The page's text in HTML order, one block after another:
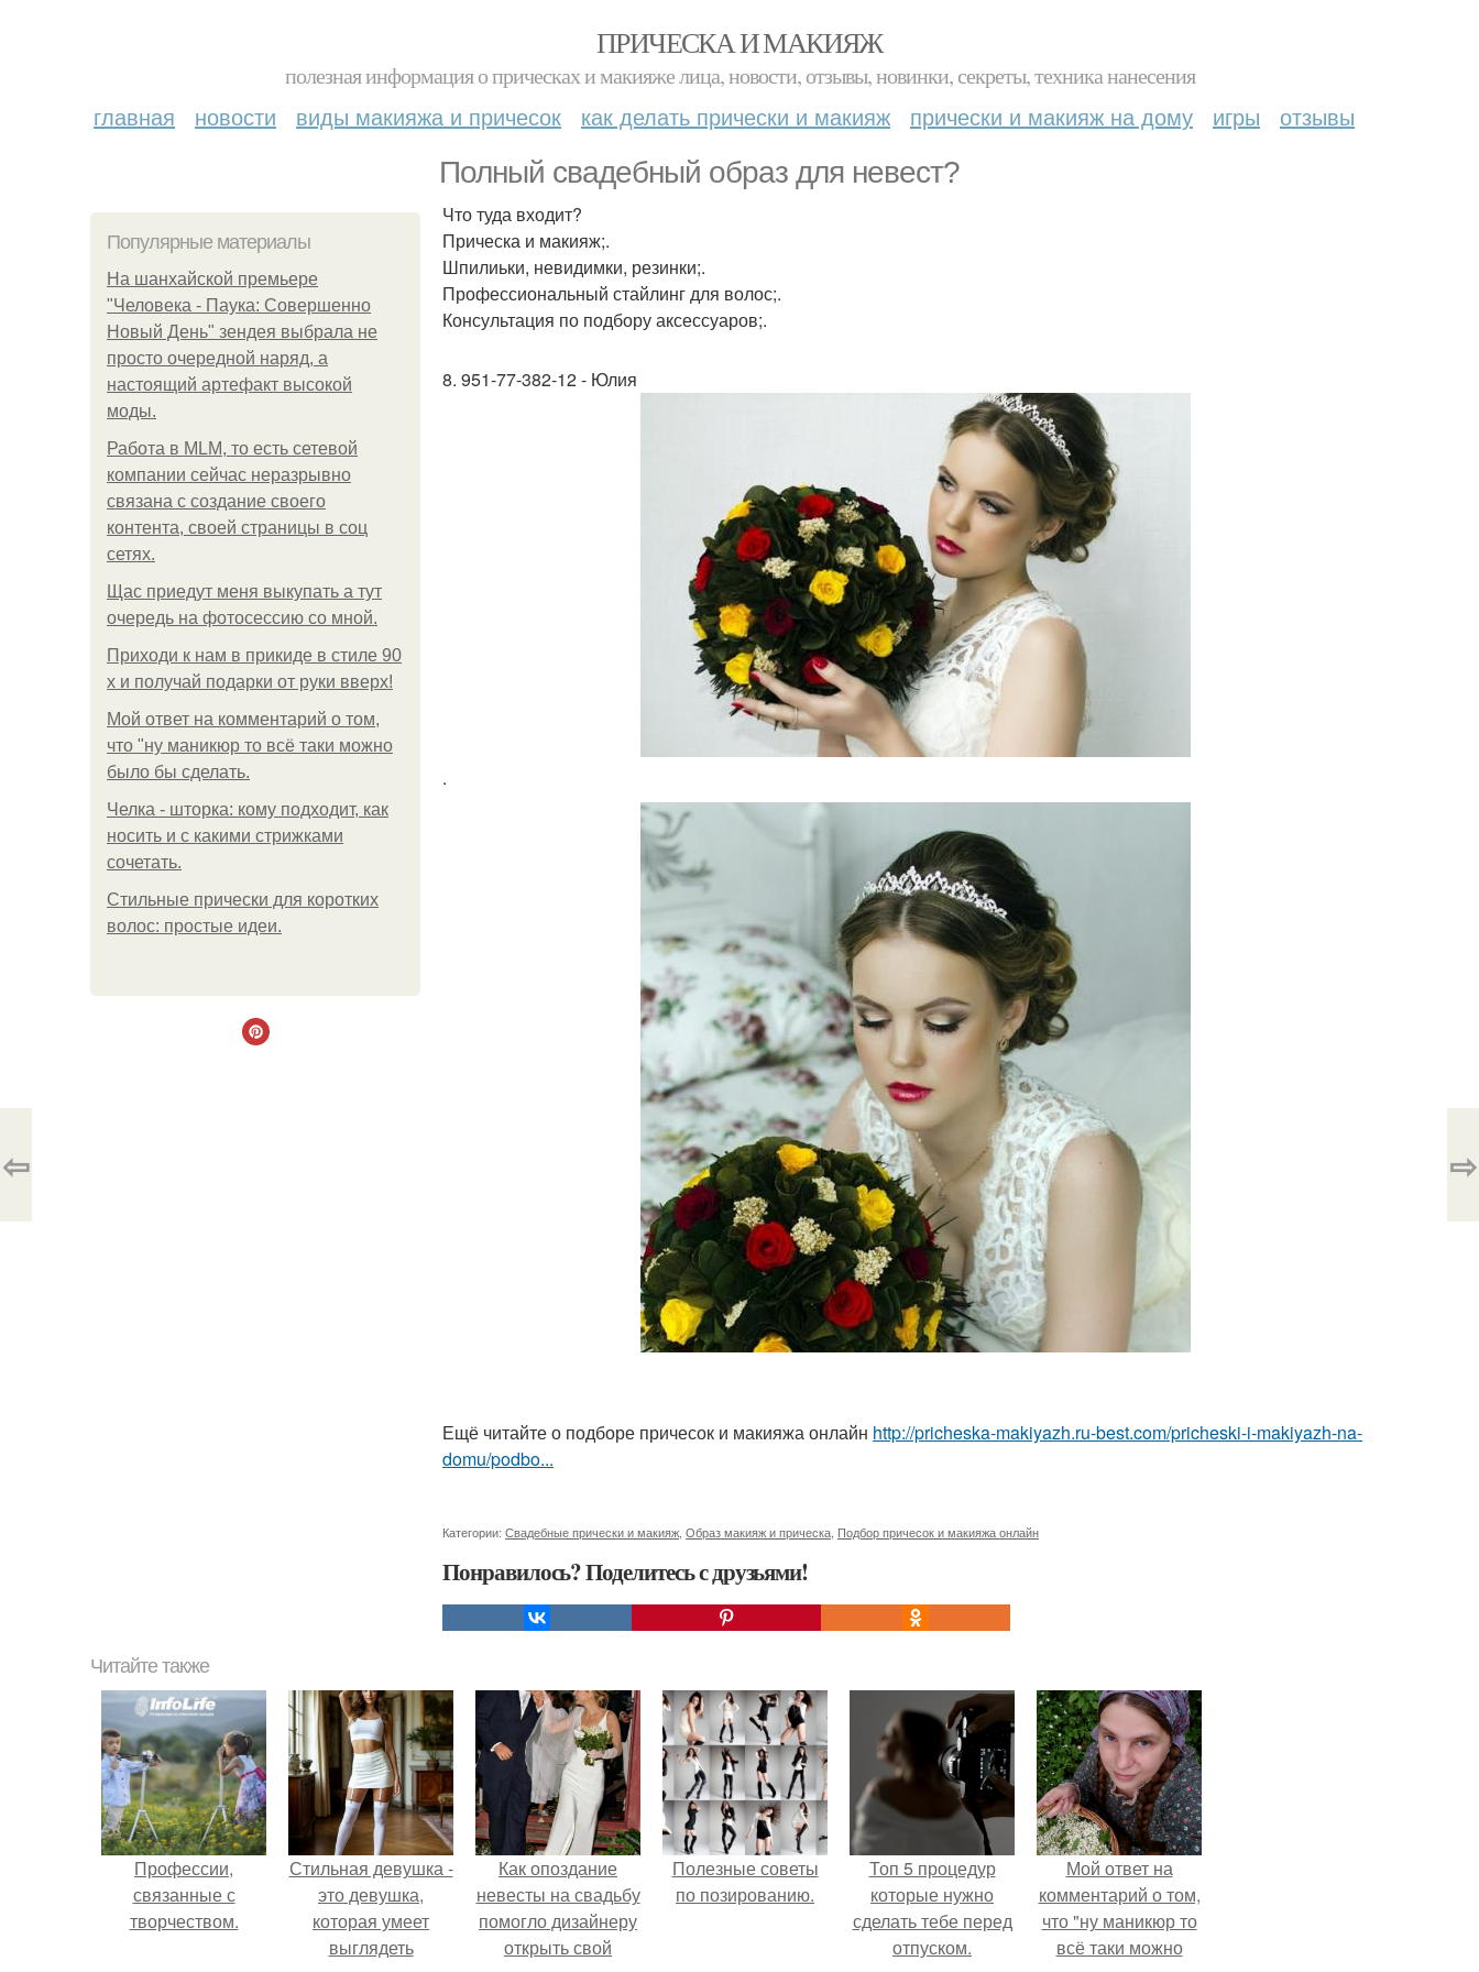
ПРИЧЕСКА И МАКИЯЖ
полезная информация о прическах и макияже лица, новости, отзывы, новинки, секреты, техника нанесения
главная новости виды макияжа и причесок как делать прически и макияж прически и макияж на дому игры отзывы
Полный свадебный образ для невест?
Популярные материалы
На шанхайской премьере
"Человека - Паука: Совершенно
Новый День" зендея выбрала не
просто очередной наряд, а
настоящий артефакт высокой
моды.
Работа в MLM, то есть сетевой
компании сейчас неразрывно
связана с создание своего
контента, своей страницы в соц
сетях.
Щас приедут меня выкупать а тут
очередь на фотосессию со мной.
Приходи к нам в прикиде в стиле 90
х и получай подарки от руки вверх!
Мой ответ на комментарий о том,
что "ну маникюр то всё таки можно
было бы сделать.
Челка - шторка: кому подходит, как
носить и с какими стрижками
сочетать.
Стильные прически для коротких
волос: простые идеи.
Что туда входит?
Прическа и макияж;.
Шпилиьки, невидимки, резинки;.
Профессиональный стайлинг для волос;.
Консультация по подбору аксессуаров;.
8. 951-77-382-12 - Юлия
.
Ещё читайте о подборе причесок и макияжа онлайн http://pricheska-makiyazh.ru-best.com/pricheski-i-makiyazh-na-
domu/podbo...
Категории: Свадебные прически и макияж Образ макияж и прическа Подбор причесок и макияжа онлайн
Понравилось? Поделитесь с друзьями!
⇦ ⇨
Читайте также
Профессии,
связанные с
творчеством.
Стильная девушка -
это девушка,
которая умеет
выглядеть
Как опоздание
невесты на свадьбу
помогло дизайнеру
открыть свой
Полезные советы
по позированию.
Топ 5 процедур
которые нужно
сделать тебе перед
отпуском.
Мой ответ на
комментарий о том,
что "ну маникюр то
всё таки можно